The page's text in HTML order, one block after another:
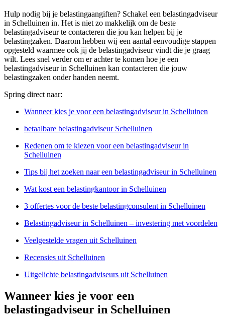
Hulp nodig bij je belastingaangiften? Schakel een belastingadviseur
in Schelluinen in. Het is niet zo makkelijk om de beste
belastingadviseur te contacteren die jou kan helpen bij je
belastingzaken. Daarom hebben wij een aantal eenvoudige stappen
opgesteld waarmee ook jij de belastingadviseur vindt die je graag
wilt. Lees snel verder om er achter te komen hoe je een
belastingadviseur in Schelluinen kan contacteren die jouw
belastingzaken onder handen neemt.
Spring direct naar:
Wanneer kies je voor een belastingadviseur in Schelluinen
betaalbare belastingadviseur Schelluinen
Redenen om te kiezen voor een belastingadviseur in
Schelluinen
Tips bij het zoeken naar een belastingadviseur in Schelluinen
Wat kost een belastingkantoor in Schelluinen
3 offertes voor de beste belastingconsulent in Schelluinen
Belastingadviseur in Schelluinen – investering met voordelen
Veelgestelde vragen uit Schelluinen
Recensies uit Schelluinen
Uitgelichte belastingadviseurs uit Schelluinen
Wanneer kies je voor een
belastingadviseur in Schelluinen